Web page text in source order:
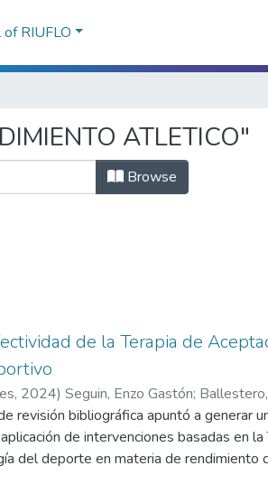
RIUFLO
ATLETICO"
Browse
de la Terapia de
, 2024) Seguin, Enzo Gastón;
revisión bibliográfica apuntó a generar
de intervenciones basadas en
del deporte en materia de rendimiento
utilizadas, procesos de flexibilidad